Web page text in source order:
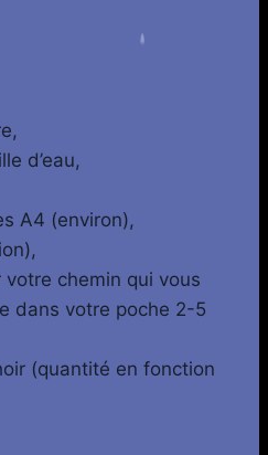
d’eau,
A4 (environ),
chemin qui vous
dans votre poche 2-5
(quantité en fonction